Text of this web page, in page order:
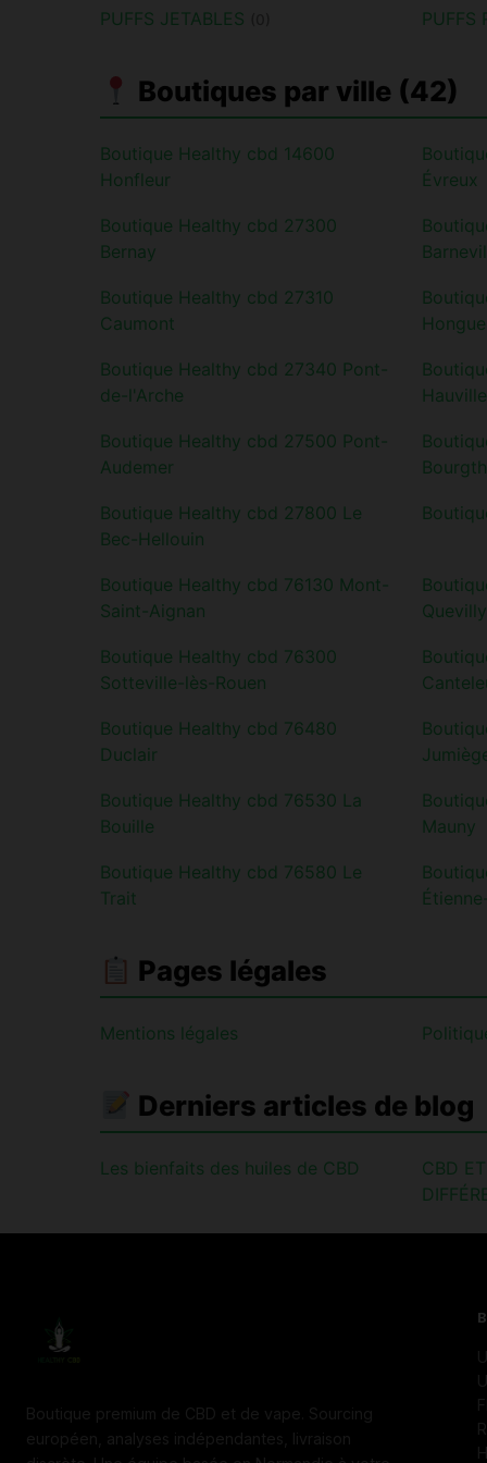
PUFFS JETABLES PUFFS
Boutiques par ville (42)
Boutique Healthy cbd 14600
Honfleur
Évreux
Boutique Healthy cbd 27300
Bernay
Boutique Healthy cbd 27310
Caumont
Boutique Healthy cbd 27340 Pont-
de-l'Arche
Hauville
Boutique Healthy cbd 27500 Pont-
Audemer
Boutique Healthy cbd 27800 Le
Bec-Hellouin
Boutique Healthy cbd 76130 Mont-
Saint-Aignan
Quevilly
Boutique Healthy cbd 76300
Sotteville-lès-Rouen
Boutique Healthy cbd 76480
Duclair
Boutique Healthy cbd 76530 La
Bouille
Mauny
Boutique Healthy cbd 76580 Le
Trait
Pages légales
Mentions légales
Derniers articles de blog
Les bienfaits des huiles de CBD
CBD